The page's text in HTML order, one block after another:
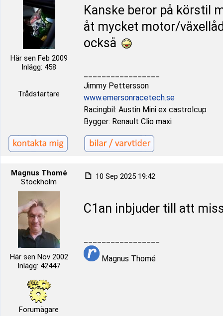
Här sen Feb 2009
Inlägg: 458
Trådstartare
Kanske beror på körstil
åt mycket motor/
också
Jimmy Pettersson
www.emersonracetech.se
Racingbil: Austin Mini ex castrolcup
Bygger: Renault Clio maxi
Magnus Thomé
Stockholm
Här sen Nov 2002
Inlägg: 42447
Forumägare
10 Sep 2025 19:42
C1an inbjuder till att
Magnus Thomé